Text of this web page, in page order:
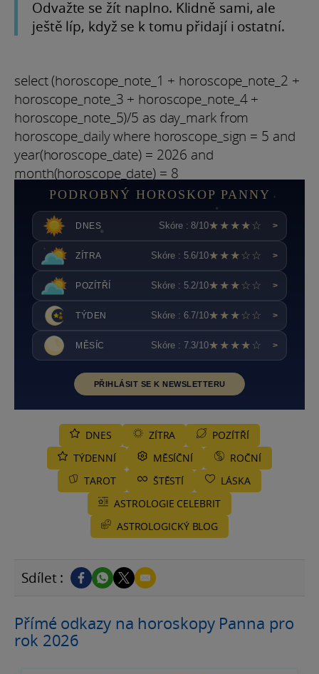
Odvažte se žít naplno. Klidně sami, ale
ještě líp, když se k tomu přidají i ostatní.
select (horoscope_note_1 + horoscope_note_2 +
horoscope_note_3 + horoscope_note_4 +
horoscope_note_5)/5 as day_mark from
horoscope_daily where horoscope_sign = 5 and
year(horoscope_date) = 2026 and
month(horoscope_date) = 8
PODROBNÝ HOROSKOP PANNY
DNES Skóre : 8/10★★★★☆ >
ZÍTRA Skóre : 5.6/10★★★☆☆ >
POZÍTŘÍ Skóre : 5.2/10★★★☆☆ >
TÝDEN Skóre : 6.7/10★★★☆☆ >
MĚSÍC Skóre : 7.3/10★★★★☆ >
PŘIHLÁSIT SE K NEWSLETTERU
DNES ZÍTRA
POZÍTŘÍ
TÝDENNÍ
MĚSÍČNÍ
ROČNÍ
TAROT
ŠTĚSTÍ
LÁSKA
ASTROLOGIE CELEBRIT
ASTROLOGICKÝ BLOG
Sdílet :
Přímé odkazy na horoskopy Panna pro
rok 2026